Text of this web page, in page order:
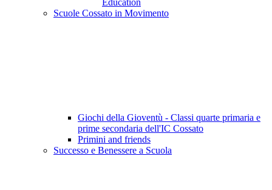
Education
Scuole Cossato in Movimento
Giochi della Gioventù - Classi quarte primaria e
prime secondaria dell'IC Cossato
Primini and friends
Successo e Benessere a Scuola